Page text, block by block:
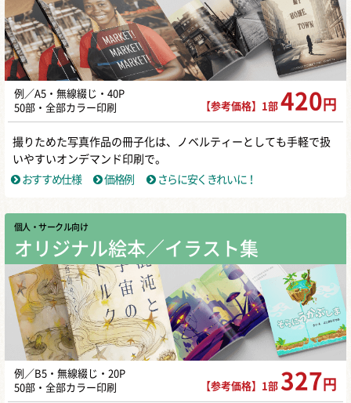
例／A5・無線綴じ・40P
50部・全部カラー印刷
【参考価格】1部 420 円
撮りためた写真作品の冊子化は、ノベルティーとしても手軽で扱
いやすいオンデマンド印刷で。
おすすめ仕様
価格例 さらに安くきれいに！
個人・サークル向け
オリジナル絵本／イラスト集
例／B5・無線綴じ・20P
50部・全部カラー印刷
【参考価格】1部 327 円